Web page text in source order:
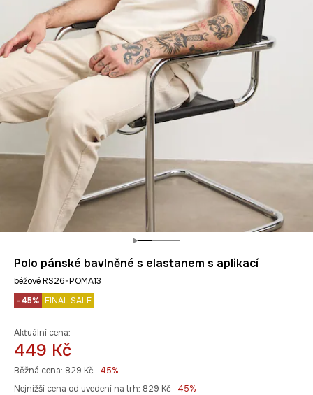
Polo pánské bavlněné s elastanem s aplikací
béžové RS26-POMA13
-45% FINAL SALE
Aktuální cena:
449 Kč
Běžná cena: 829 Kč -45%
Nejnižší cena od uvedení na trh: 829 Kč -45%